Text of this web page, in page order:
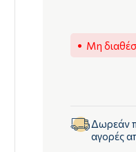
Μη
Δωρεάν
αγορές